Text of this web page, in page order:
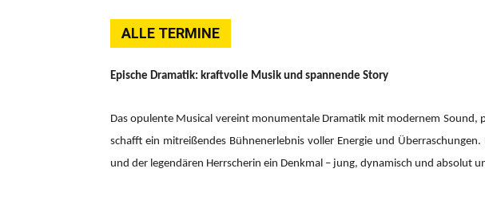
ALLE TERMINE
Epische Dramatik: kraftvolle Musik und spannende Story
Das opulente Musical vereint monumentale Dramatik mit modernem Sound,
schafft ein mitreißendes Bühnenerlebnis voller Energie und
und der legendären Herrscherin ein Denkmal – jung, dynamisch und absolut